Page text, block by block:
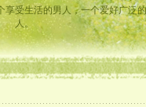
受生活的男人，一个爱好广泛
人。